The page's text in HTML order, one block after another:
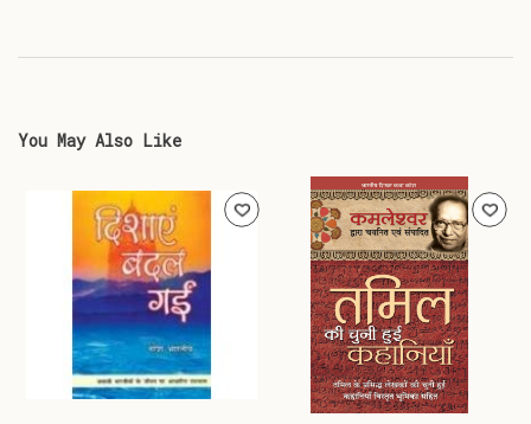
You May Also Like